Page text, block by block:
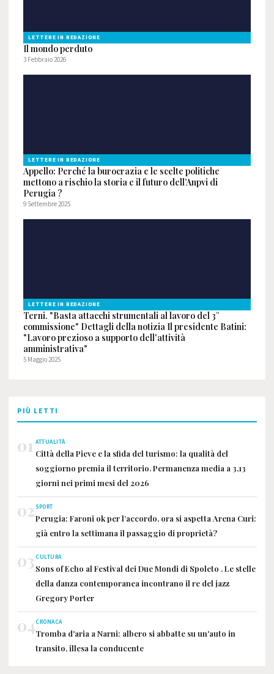
LETTERE IN REDAZIONE
Il mondo perduto
3 Febbraio 2026
LETTERE IN REDAZIONE
Appello: Perché la burocrazia e le scelte politiche
mettono a rischio la storia e il futuro dell’Anpvi di
Perugia ?
9 Settembre 2025
LETTERE IN REDAZIONE
Terni. "Basta attacchi strumentali al lavoro del 3°
commissione" Dettagli della notizia Il presidente Batini:
"Lavoro prezioso a supporto dell'attività
amministrativa"
5 Maggio 2025
PIÙ LETTI
01 ATTUALITÀ
Città della Pieve e la sfida del turismo: la qualità del
soggiorno premia il territorio. Permanenza media a 3,13
giorni nei primi mesi del 2026
02SPORT
Perugia: Faroni ok per l’accordo, ora si aspetta Arena Curi:
già entro la settimana il passaggio di proprietà?
03CULTURA
Sons of Echo al Festival dei Due Mondi di Spoleto . Le stelle
della danza contemporanea incontrano il re del jazz
Gregory Porter
04CRONACA
Tromba d'aria a Narni: albero si abbatte su un'auto in
transito, illesa la conducente